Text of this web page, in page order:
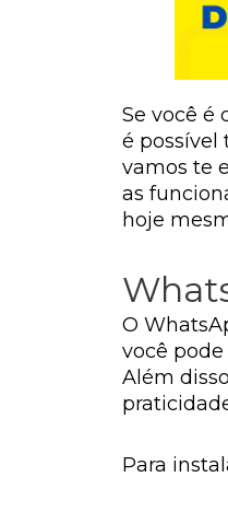
Se você é
é possível
vamos te
as
hoje
O
você
Além
Para